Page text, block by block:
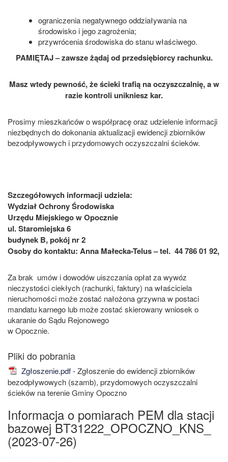
ograniczenia negatywnego oddziaływania na
środowisko i jego zagrożenia;
przywrócenia środowiska do stanu właściwego.
PAMIĘTAJ – zawsze żądaj od przedsiębiorcy rachunku.
Masz wtedy pewność, że ścieki trafią na oczyszczalnię, a w
razie kontroli unikniesz kar.
Prosimy mieszkańców o współpracę oraz udzielenie informacji
niezbędnych do dokonania aktualizacji ewidencji zbiorników
bezodpływowych i przydomowych oczyszczalni ścieków.
Szczegółowych informacji udziela:
Wydział Ochrony Środowiska
Urzędu Miejskiego w Opocznie
ul. Staromiejska 6
budynek B, pokój nr 2
Osoby do kontaktu: Anna Małecka-Telus – tel. 44 786 01 92,
Za brak umów i dowodów uiszczania opłat za wywóz
nieczystości ciekłych (rachunki, faktury) na właściciela
nieruchomości może zostać nałożona grzywna w postaci
mandatu karnego lub może zostać skierowany wniosek o
ukaranie do Sądu Rejonowego
w Opocznie.
Zgłoszenie.pdf- Zgłoszenie do ewidencji zbiorników
bezodpływowych (szamb), przydomowych oczyszczalni
ścieków na terenie Gminy Opoczno
Informacja o pomiarach PEM dla stacji
bazowej BT31222_OPOCZNO_KNS_
(2023-07-26)